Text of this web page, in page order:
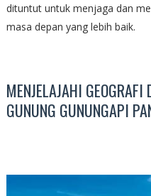
dituntut untuk menjaga dan
masa depan yang lebih baik.
MENJELAJAHI GEOGRAFI
GUNUNG GUNUNGAPI